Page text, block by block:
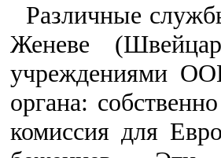
Различные
Женеве
учреждениями
органа:
комиссия для